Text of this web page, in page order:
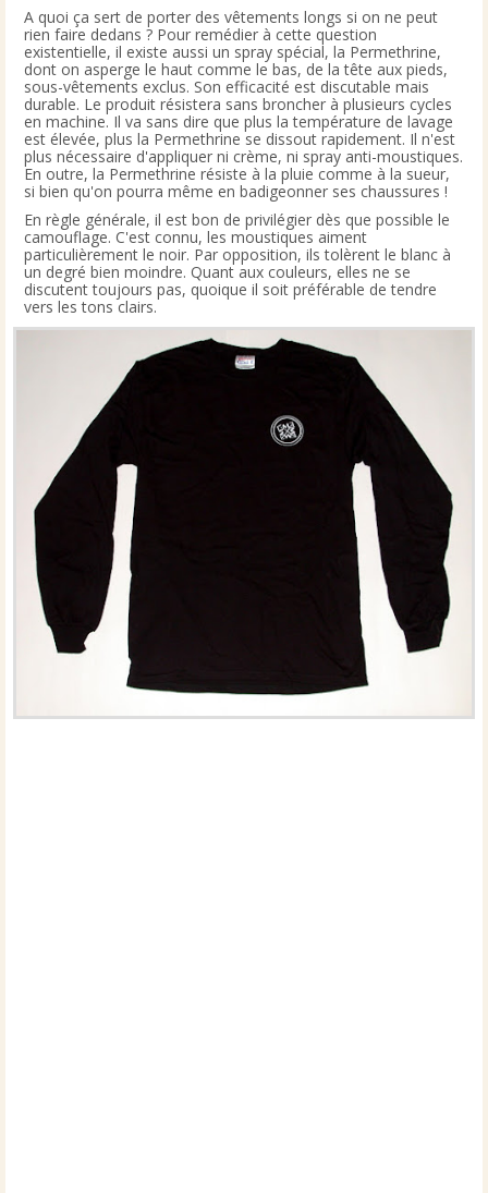
A quoi ça sert de porter des vêtements longs si on ne peut
rien faire dedans ? Pour remédier à cette question
existentielle, il existe aussi un spray spécial, la Permethrine,
dont on asperge le haut comme le bas, de la tête aux pieds,
sous-vêtements exclus. Son efficacité est discutable mais
durable. Le produit résistera sans broncher à plusieurs cycles
en machine. Il va sans dire que plus la température de lavage
est élevée, plus la Permethrine se dissout rapidement. Il n'est
plus nécessaire d'appliquer ni crème, ni spray anti-moustiques.
En outre, la Permethrine résiste à la pluie comme à la sueur,
si bien qu'on pourra même en badigeonner ses chaussures !
En règle générale, il est bon de privilégier dès que possible le
camouflage. C'est connu, les moustiques aiment
particulièrement le noir. Par opposition, ils tolèrent le blanc à
un degré bien moindre. Quant aux couleurs, elles ne se
discutent toujours pas, quoique il soit préférable de tendre
vers les tons clairs.